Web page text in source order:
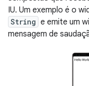
IU. Um exemplo é o
String e emite um
mensagem de